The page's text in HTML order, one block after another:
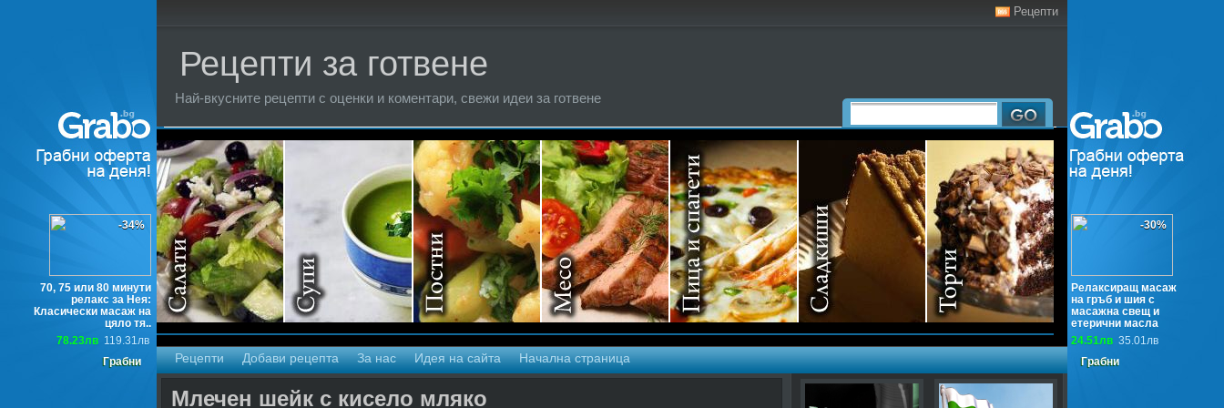
-34%
70, 75 или 80 минути
релакс за Нея:
Класически масаж на
цяло тя..
78.23лв 119.31лв
Грабни
-30%
Релаксиращ масаж
на гръб и шия с
масажна свещ и
етерични масла
24.51лв 35.01лв
Грабни
Рецепти
Рецепти за готвене
Най-вкусните рецепти с оценки и коментари, свежи идеи за готвене
Торти
Рецепти Добави рецепта За нас Идея на сайта Начална страница
Млечен шейк с кисело мляко